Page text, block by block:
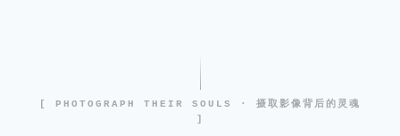
[ PHOTOGRAPH THEIR SOULS · 摄取影像背后的灵魂
]